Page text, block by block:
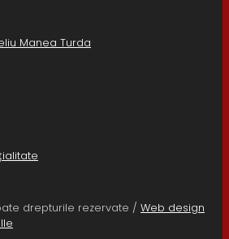
Manea Turda
drepturile rezervate / Web design